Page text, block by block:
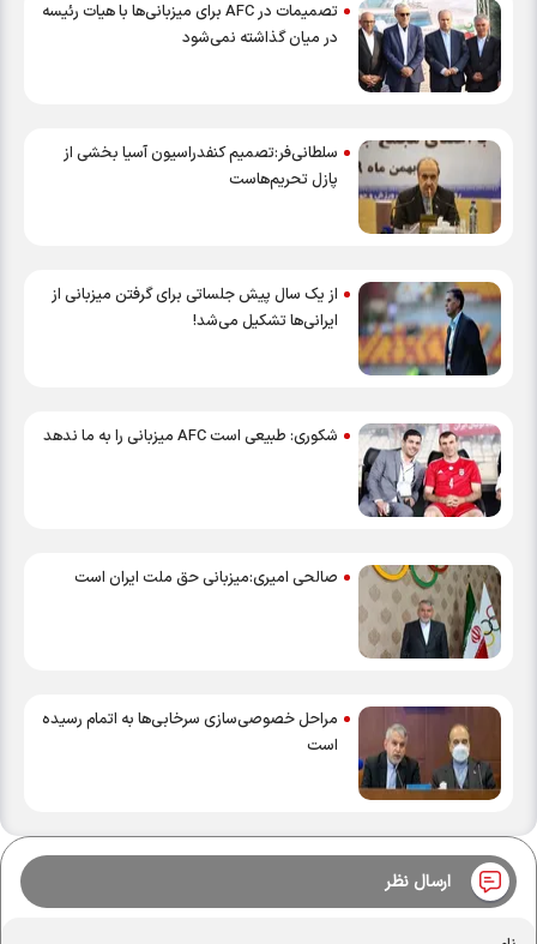
تصمیمات در AFC برای میزبانی‌ها با هیات رئیسه
در میان گذاشته نمی‌شود
سلطانی‌فر:تصمیم کنفدراسیون آسیا بخشی از
پازل تحریم‌هاست
از یک سال پیش جلساتی برای گرفتن میزبانی از
ایرانی‌ها تشکیل می‌شد!
شکوری: طبیعی است AFC میزبانی را به ما ندهد
صالحی امیری:میزبانی حق ملت ایران است
مراحل خصوصی‌سازی سرخابی‌ها به اتمام رسیده
است
ارسال نظر